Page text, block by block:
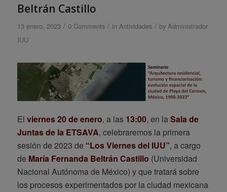
Beltrán Castillo
13 enero, 2023 / 0 Comments / in Actividades / by Administrador
IUU
El viernes 20 de enero, a las 13:00, en laSala de
Juntas de la ETSAVA, celebraremos la primera
sesión de 2023 de “Los Viernes del IUU”, a cargo
de María Fernanda Beltrán Castillo (Universidad
Nacional Autónoma de México) y que tratará sobre
los procesos experimentados por la ciudad mexicana